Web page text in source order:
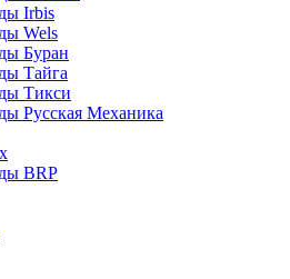
Irbis
Wels
Буран
Тайга
Тикси
Русская Механика
BRP